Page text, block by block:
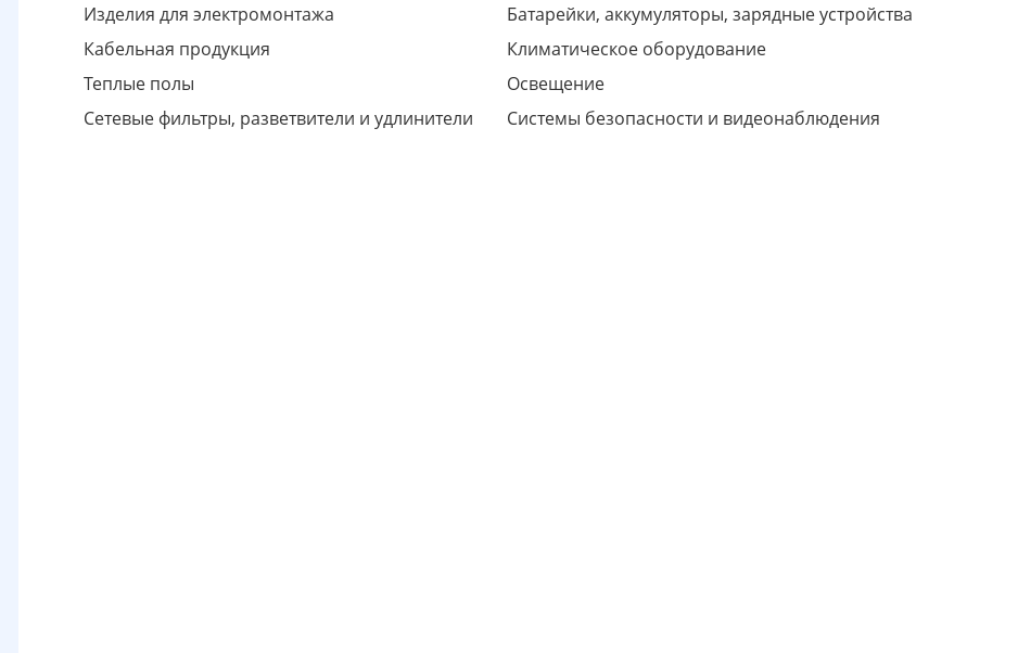
Изделия для электромонтажа
Кабельная продукция
Теплые полы
Сетевые фильтры, разветвители и удлинители
Батарейки, аккумуляторы, зарядные устройства
Климатическое оборудование
Освещение
Системы безопасности и видеонаблюдения
Разбейтеоплату
на части
без переплат